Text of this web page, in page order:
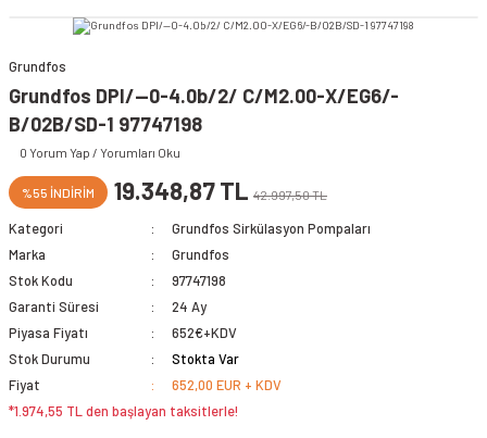
Grundfos
Grundfos DPI/--0-4.0b/2/ C/M2.00-X/EG6/-
B/02B/SD-1 97747198
0 Yorum Yap / Yorumları Oku
%55 İNDİRİM 19.348,87 TL 42.997,50 TL
Kategori
Grundfos Sirkülasyon Pompaları
Marka
Grundfos
Stok Kodu
97747198
Garanti Süresi
24 Ay
Piyasa Fiyatı
652€+KDV
Stok Durumu
Stokta Var
Fiyat
652,00 EUR + KDV
*1.974,55 TL den başlayan taksitlerle!